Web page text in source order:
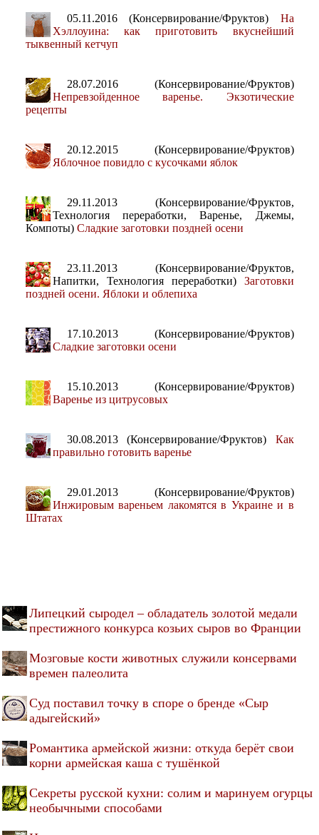
05.11.2016 (Консервирование/Фруктов) На
Хэллоуина: как приготовить вкуснейший
тыквенный кетчуп
28.07.2016 (Консервирование/Фруктов)
Непревзойденное варенье. Экзотические
рецепты
20.12.2015 (Консервирование/Фруктов)
Яблочное повидло с кусочками яблок
29.11.2013 (Консервирование/Фруктов,
Технология переработки, Варенье, Джемы,
Компоты) Сладкие заготовки поздней осени
23.11.2013 (Консервирование/Фруктов,
Напитки, Технология переработки) Заготовки
поздней осени. Яблоки и облепиха
17.10.2013 (Консервирование/Фруктов)
Сладкие заготовки осени
15.10.2013 (Консервирование/Фруктов)
Варенье из цитрусовых
30.08.2013 (Консервирование/Фруктов) Как
правильно готовить варенье
29.01.2013 (Консервирование/Фруктов)
Инжировым вареньем лакомятся в Украине и в
Штатах
Липецкий сыродел – обладатель золотой медали
престижного конкурса козьих сыров во Франции
Мозговые кости животных служили консервами
времен палеолита
Суд поставил точку в споре о бренде «Сыр
адыгейский»
Романтика армейской жизни: откуда берёт свои
корни армейская каша с тушёнкой
Секреты русской кухни: солим и маринуем огурцы
необычными способами